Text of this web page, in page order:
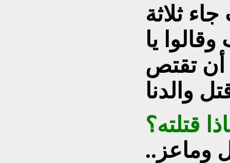
ثلاثة
يا
أن تقتص
قتلته؟
وماعز..